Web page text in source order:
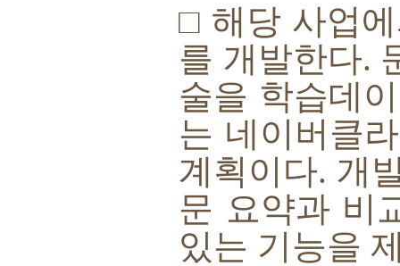
□ 해당 사업
를 개발한다.
술을 학습데
는 네이버클
계획이다. 개
문 요약과 비
있는 기능을